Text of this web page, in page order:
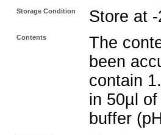
Storage Condition Store at
Contents
The
been
contain
in 50µl
buffer